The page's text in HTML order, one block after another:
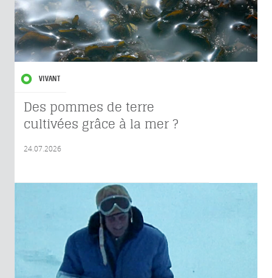
VIVANT
Des pommes de terre
cultivées grâce à la mer ?
24.07.2026